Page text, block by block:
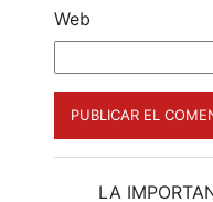
Web
LA